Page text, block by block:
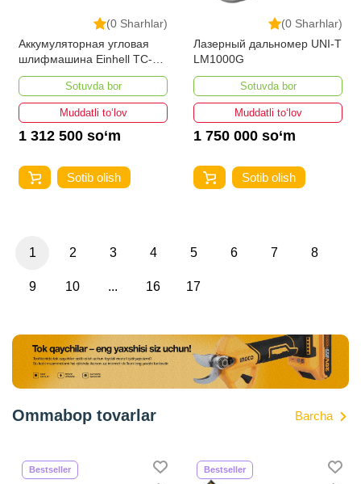
(0 Sharhlar)
Аккумуляторная угловая
шлифмашина Einhell TC-
AG 18/115 Li
Sotuvda bor
Muddatli to‘lov
1 312 500 so‘m
Sotib olish
(0 Sharhlar)
Лазерный дальномер UNI-T
LM1000G
Sotuvda bor
Muddatli to‘lov
1 750 000 so‘m
Sotib olish
1 2 3 4 5 6 7 8
9 10 ... 16 17
Ommabop tovarlar Barcha
Bestseller Bestseller